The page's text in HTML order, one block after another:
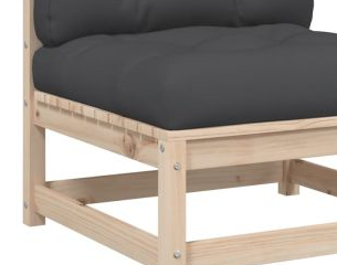
coșul de cumpărături unde veți putea
cererii de creditare.
Предоставената таблица е с
Добавете продукта в количката си с
количката" и при поръчка ще можете
вноски на кредита.
Предоставената таблица е с
Добавете продукта в количката си с
количката" и при поръчка ще можете
вноски на кредита.